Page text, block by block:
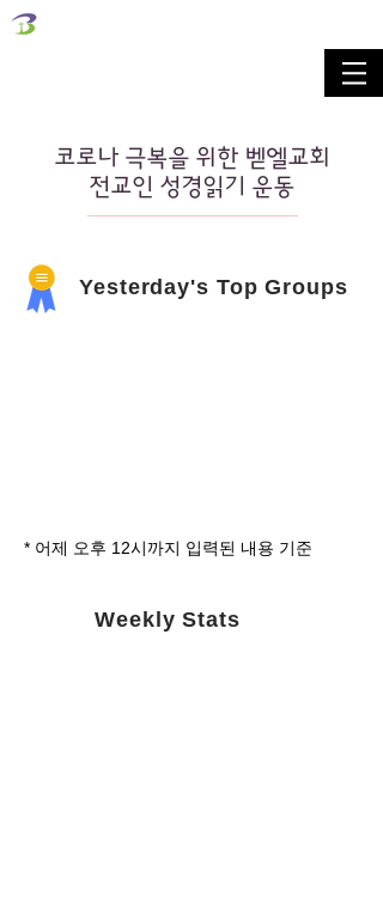
코로나 극복을 위한 벧엘교회
전교인 성경읽기 운동
Yesterday's Top Groups
​* 어제 오후 12시까지 입력된 내용 기준
Weekly Stats